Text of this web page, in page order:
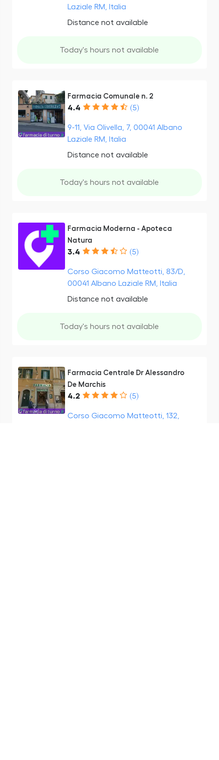
Laziale RM, Italia
Distance not available
Today's hours not available
Farmacia Comunale n. 2
4.4 (5)
9-11, Via Olivella, 7, 00041 Albano
Laziale RM, Italia
Distance not available
Today's hours not available
Farmacia Moderna - Apoteca
Natura
3.4 (5)
Corso Giacomo Matteotti, 83/D,
00041 Albano Laziale RM, Italia
Distance not available
Today's hours not available
Farmacia Centrale Dr Alessandro
De Marchis
4.2 (5)
Corso Giacomo Matteotti, 132,